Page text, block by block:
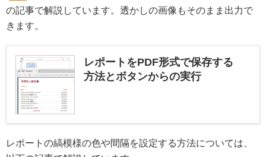
の記事で解説しています。透かしの画像もそのまま出力で
きます。
レポートをPDF形式で保存する
方法とボタンからの実行
レポートの縞模様の色や間隔を設定する方法については、